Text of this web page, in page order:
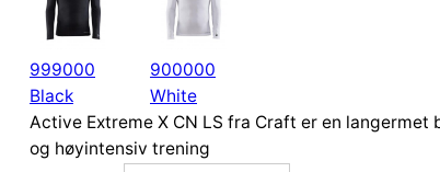
999000
Black
900000
White
Active Extreme X CN LS fra Craft er en
og høyintensiv trening